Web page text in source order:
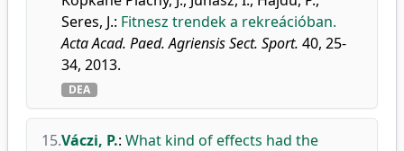
Seres, J.: Fitnesz trendek a rekreációban.
Acta Acad. Paed. Agriensis Sect. Sport. 40, 25-
34, 2013.
DEA
15.Váczi, P.: What kind of effects had the